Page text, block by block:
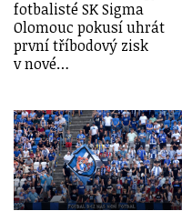
fotbalisté SK Sigma
Olomouc pokusí uhrát
první tříbodový zisk
v nové…